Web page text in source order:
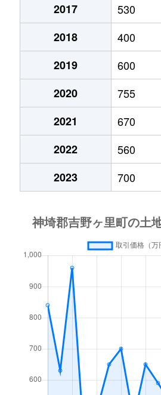
2017
530
2018
400
2019
600
2020
755
2021
670
2022
560
2023
700